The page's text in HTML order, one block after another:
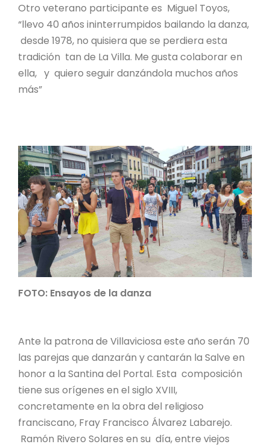
Otro veterano participante es Miguel Toyos,
“llevo 40 años ininterrumpidos bailando la danza,
desde 1978, no quisiera que se perdiera esta
tradición tan de La Villa. Me gusta colaborar en
ella, y quiero seguir danzándola muchos años
más”
FOTO: Ensayos de la danza
Ante la patrona de Villaviciosa este año serán 70
las parejas que danzarán y cantarán la Salve en
honor a la Santina del Portal. Esta composición
tiene sus orígenes en el siglo XVIII,
concretamente en la obra del religioso
franciscano, Fray Francisco Álvarez Labarejo.
Ramón Rivero Solares en su día, entre viejos